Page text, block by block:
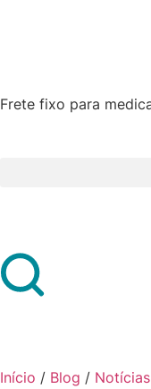
Frete fixo para
Início / Blog / Notícias